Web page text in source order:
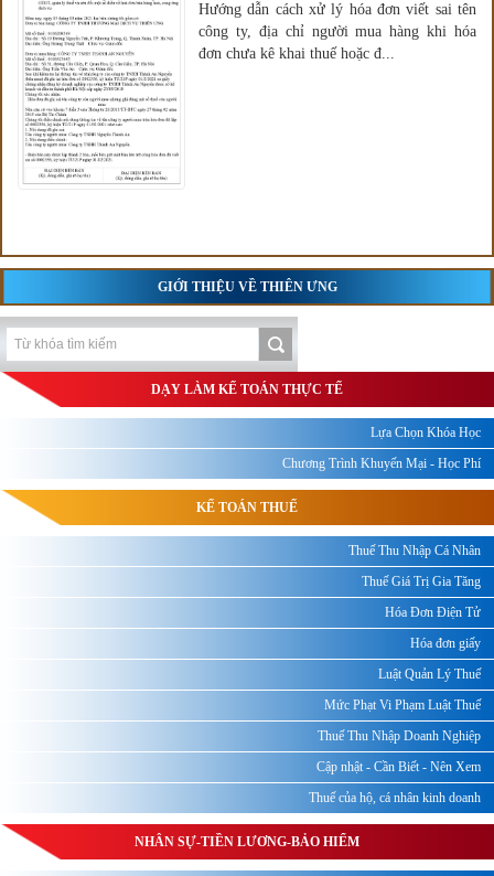
Hướng dẫn cách xử lý hóa đơn viết sai tên
công ty, địa chỉ người mua hàng khi hóa
đơn chưa kê khai thuế hoặc đ...
GIỚI THIỆU VỀ THIÊN ƯNG
DẠY LÀM KẾ TOÁN THỰC TẾ
Lựa Chọn Khóa Học
Chương Trình Khuyến Mại - Học Phí
KẾ TOÁN THUẾ
Thuế Thu Nhập Cá Nhân
Thuế Giá Trị Gia Tăng
Hóa Đơn Điện Tử
Hóa đơn giấy
Luật Quản Lý Thuế
Mức Phạt Vi Phạm Luật Thuế
Thuế Thu Nhập Doanh Nghiệp
Cập nhật - Cần Biết - Nên Xem
Thuế của hộ, cá nhân kinh doanh
NHÂN SỰ-TIỀN LƯƠNG-BẢO HIỂM